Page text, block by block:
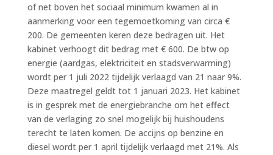
of net boven het sociaal minimum kwamen al in
aanmerking voor een tegemoetkoming van circa €
200. De gemeenten keren deze bedragen uit. Het
kabinet verhoogt dit bedrag met € 600. De btw op
energie (aardgas, elektriciteit en stadsverwarming)
wordt per 1 juli 2022 tijdelijk verlaagd van 21 naar 9%.
Deze maatregel geldt tot 1 januari 2023. Het kabinet
is in gesprek met de energiebranche om het effect
van de verlaging zo snel mogelijk bij huishoudens
terecht te laten komen. De accijns op benzine en
diesel wordt per 1 april tijdelijk verlaagd met 21%. Als